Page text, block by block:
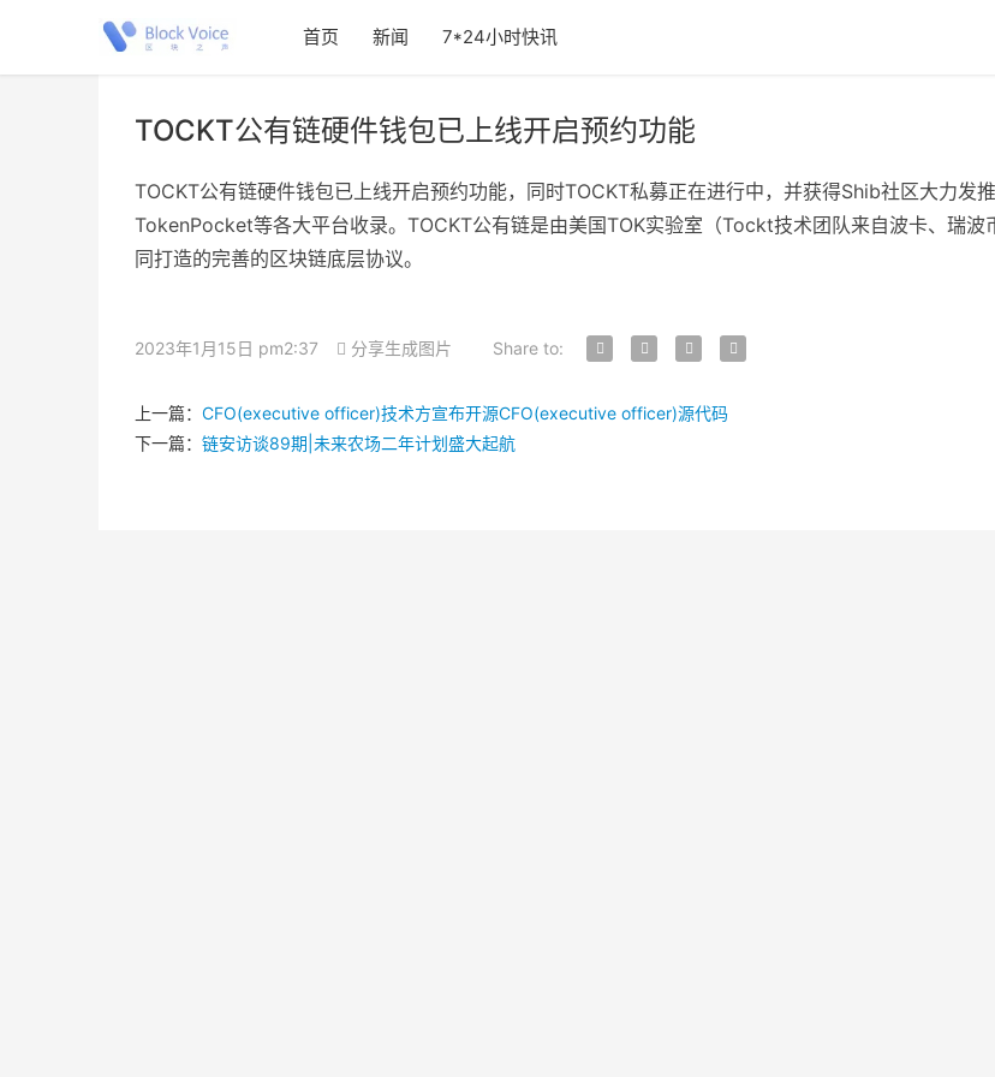
首页 新闻 7*24小时快讯
TOCKT公有链硬件钱包已上线开启预约功能
TOCKT公有链硬件钱包已上线开启预约功能，同时TOCKT私募正在进行中，并获得Shib社区大力发
TokenPocket等各大平台收录。TOCKT公有链是由美国TOK实验室（Tockt技术团队来自波卡、瑞
同打造的完善的区块链底层协议。
2023年1月15日 pm2:37 分享生成图片 Share to:
上一篇： CFO(executive officer)技术方宣布开源CFO(executive officer)源代码
下一篇： 链安访谈89期|未来农场二年计划盛大起航